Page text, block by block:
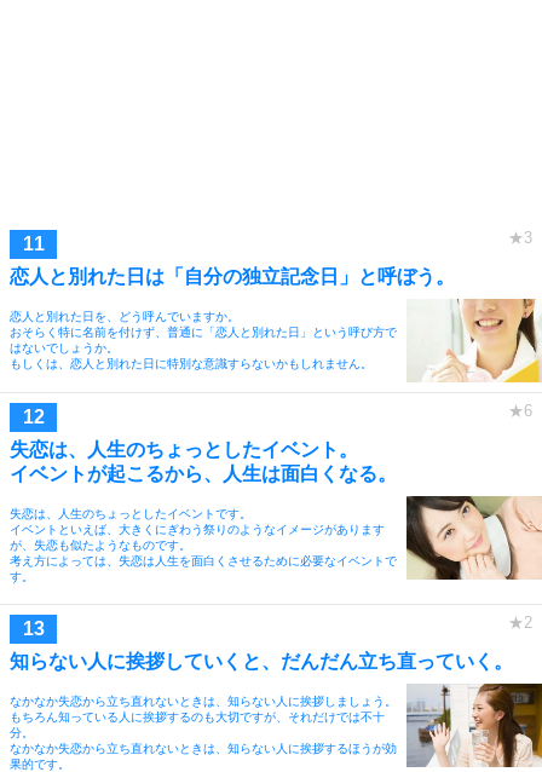
恋人と別れた日は「自分の独立記念日」と呼ぼう。
恋人と別れた日を、どう呼んでいますか。
おそらく特に名前を付けず、普通に「恋人と別れた日」という呼び方で
はないでしょうか。
もしくは、恋人と別れた日に特別な意識すらないかもしれません。
失恋は、人生のちょっとしたイベント。
イベントが起こるから、人生は面白くなる。
失恋は、人生のちょっとしたイベントです。
イベントといえば、大きくにぎわう祭りのようなイメージがあります
が、失恋も似たようなものです。
考え方によっては、失恋は人生を面白くさせるために必要なイベントで
す。
知らない人に挨拶していくと、だんだん立ち直っていく。
なかなか失恋から立ち直れないときは、知らない人に挨拶しましょう。
もちろん知っている人に挨拶するのも大切ですが、それだけでは不十
分。
なかなか失恋から立ち直れないときは、知らない人に挨拶するほうが効
果的です。